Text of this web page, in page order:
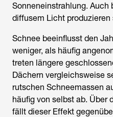
Sonneneinstrahlung.
diffusem Licht produzieren
Schnee beeinflusst den
weniger, als häufig
treten längere
Dächern vergleichsweise
rutschen Schneemassen
häufig von selbst ab. Über
fällt dieser Effekt